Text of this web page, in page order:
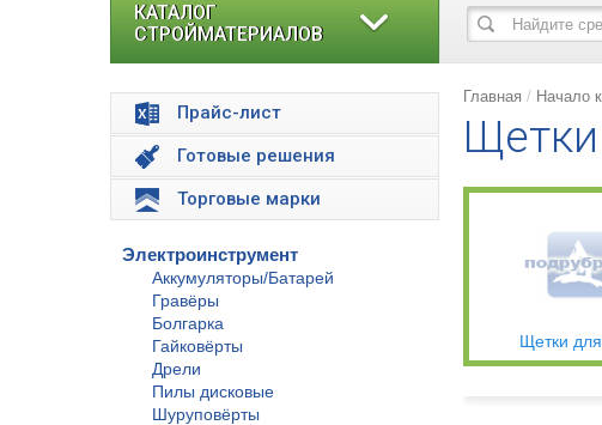
КАТАЛОГ
СТРОЙМАТЕРИАЛОВ
Прайс-лист
Готовые решения
Торговые марки
Электроинструмент
Аккумуляторы/Батарей
Гравёры
Болгарка
Гайковёрты
Дрели
Пилы дисковые
Шуруповёрты
Главная Начало
Щетки